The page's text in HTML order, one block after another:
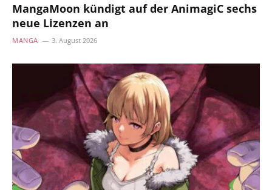
MangaMoon kündigt auf der AnimagiC sechs
neue Lizenzen an
MANGA 3. August 2026